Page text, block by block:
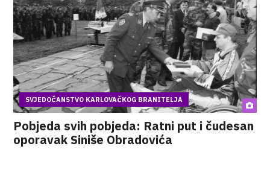
SVJEDOČANSTVO KARLOVAČKOG BRANITELJA
Pobjeda svih pobjeda: Ratni put i čudesan
oporavak Siniše Obradovića